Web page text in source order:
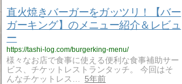
直火焼きバーガーをガッツリ！【バー
ガーキング】のメニュー紹介＆レビュ
ー
https://tashi-log.com/burgerking-menu/
様々なお店で食事に使える便利な食事補助サー
ビス、チケットレストランタッチ。 今回はそ
んなチケットレス…
5年前